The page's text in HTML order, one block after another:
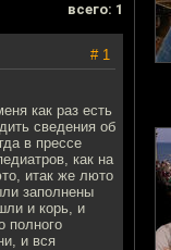
всего: 1
# 1
как раз есть
сведения об
в прессе
как на
итак же люто
заполнены
и корь, и
полного
и вся